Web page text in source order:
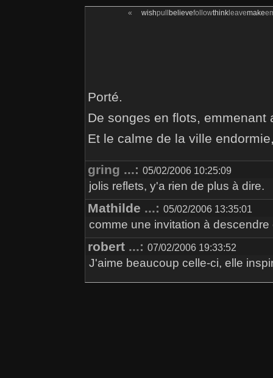
« wishpull believefollowthinkleavemake
Porté.
De songes en flots,
Et le calme de la ville
gring ...: 05/02/2006 10:25:09
jolis reflets, y'a rien de plus à dire.
Mathilde ...: 05/02/2006 13:35:01
comme une invitation à
robert ...: 07/02/2006 19:33:52
J'aime beaucoup celle-ci, elle